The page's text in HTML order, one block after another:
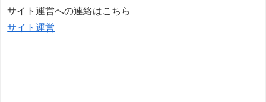
サイト運営への連絡はこちら
サイト運営